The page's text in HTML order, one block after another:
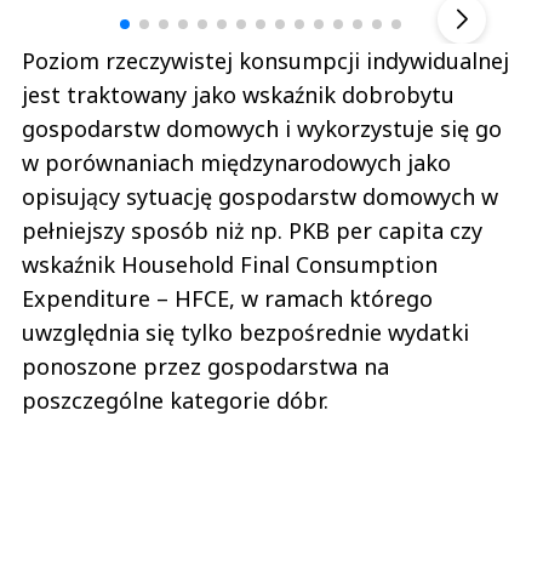
Poziom rzeczywistej konsumpcji indywidualnej
jest traktowany jako wskaźnik dobrobytu
gospodarstw domowych i wykorzystuje się go
w porównaniach międzynarodowych jako
opisujący sytuację gospodarstw domowych w
pełniejszy sposób niż np. PKB per capita czy
wskaźnik Household Final Consumption
Expenditure – HFCE, w ramach którego
uwzględnia się tylko bezpośrednie wydatki
ponoszone przez gospodarstwa na
poszczególne kategorie dóbr.